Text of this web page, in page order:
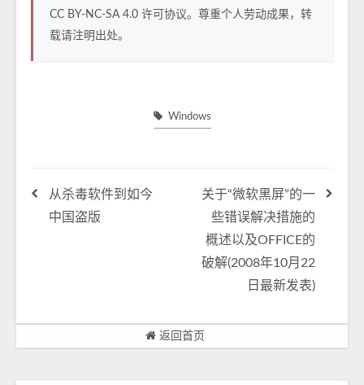
CC BY-NC-SA 4.0 许可协议。尊重个人劳动成果，转
载请注明出处。
Windows
从杀毒软件到如今
中国盗版
关于“微软黑屏”的一
些错误解决措施的
概述以及OFFICE的
破解(2008年10月22
日最新发表)
返回首页